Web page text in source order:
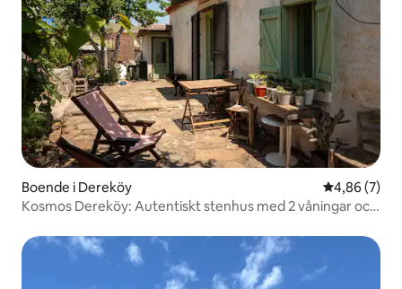
Boende i Dereköy 4,86 av 5 i
4,86 (7)
Kosmos Dereköy: Autentiskt stenhus med 2 våningar och